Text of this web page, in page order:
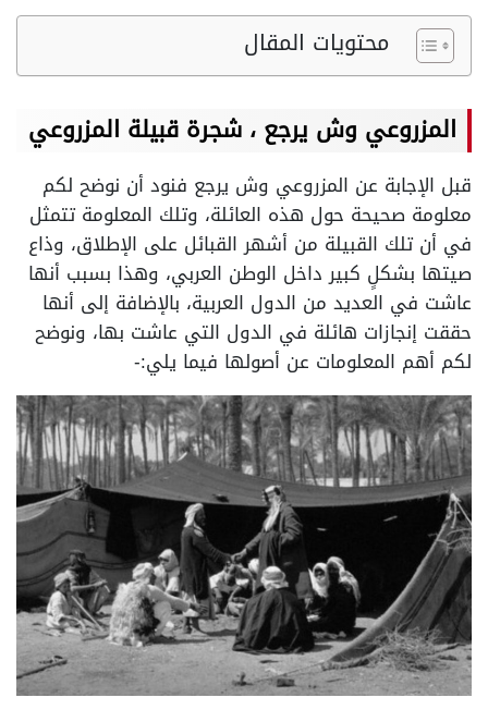
محتويات المقال
المزروعي وش يرجع ، شجرة قبيلة المزروعي
قبل الإجابة عن المزروعي وش يرجع فنود أن نوضح لكم
معلومة صحيحة حول هذه العائلة، وتلك المعلومة تتمثل
في أن تلك القبيلة من أشهر القبائل على الإطلاق، وذاع
صيتها بشكلٍ كبير داخل الوطن العربي، وهذا بسبب أنها
عاشت في العديد من الدول العربية، بالإضافة إلى أنها
حققت إنجازات هائلة في الدول التي عاشت بها، ونوضح
لكم أهم المعلومات عن أصولها فيما يلي:-